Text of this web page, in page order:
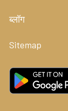
ब्लॉग
Sitemap